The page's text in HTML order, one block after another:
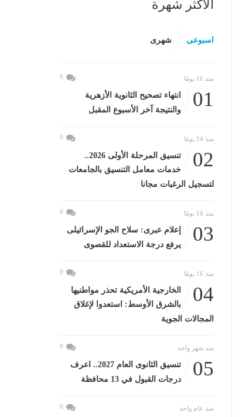
الأكثر شهرة
اسبوعى شهرى
منذ 16 يومًا 0
01
انتهاء تصحيح الثانوية الأزهرية
والنتيجة آخر الأسبوع المقبل
منذ 14 يومًا 0
02
تنسيق المرحلة الأولى 2026..
خدمات معامل التنسيق بالجامعات
لتسجيل الرغبات مجانا
منذ 16 يومًا 0
03
إعلام عبرى: سلاح الجو الإسرائيلى
يرفع درجة الاستعداد للقصوى
منذ 16 يومًا 0
04
الخارجية الأمريكية تحذر مواطنيها
بالشرق الأوسط: استعدوا لإغلاق
المجالات الجوية
منذ شهر واحد 0
05
تنسيق الثانوى العام 2027.. اعرف
درجات القبول في 13 محافظة
منذ عام واحد 0